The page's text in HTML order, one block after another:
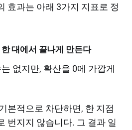
효과는 아래 3가지 지표로 정
대에서 끝나게 만든다
없지만, 확산을 0에 가깝게
본적으로 차단하면, 한 지점
번지지 않습니다. 그 결과 일